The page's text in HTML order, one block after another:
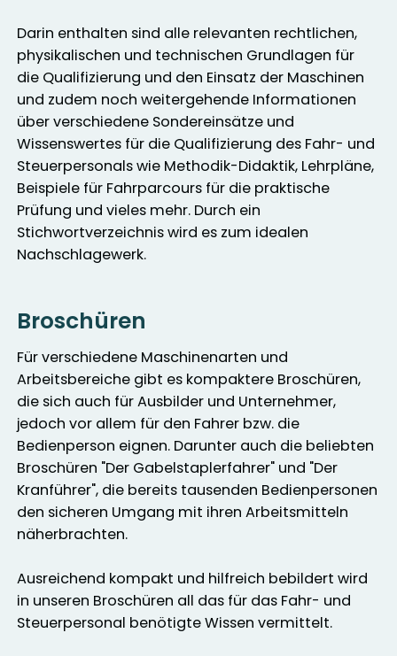
Darin enthalten sind alle relevanten rechtlichen,
physikalischen und technischen Grundlagen für
die Qualifizierung und den Einsatz der Maschinen
und zudem noch weitergehende Informationen
über verschiedene Sondereinsätze und
Wissenswertes für die Qualifizierung des Fahr- und
Steuerpersonals wie Methodik-Didaktik, Lehrpläne,
Beispiele für Fahrparcours für die praktische
Prüfung und vieles mehr. Durch ein
Stichwortverzeichnis wird es zum idealen
Nachschlagewerk.
Broschüren
Für verschiedene Maschinenarten und
Arbeitsbereiche gibt es kompaktere Broschüren,
die sich auch für Ausbilder und Unternehmer,
jedoch vor allem für den Fahrer bzw. die
Bedienperson eignen. Darunter auch die beliebten
Broschüren "Der Gabelstaplerfahrer" und "Der
Kranführer", die bereits tausenden Bedienpersonen
den sicheren Umgang mit ihren Arbeitsmitteln
näherbrachten.
Ausreichend kompakt und hilfreich bebildert wird
in unseren Broschüren all das für das Fahr- und
Steuerpersonal benötigte Wissen vermittelt.